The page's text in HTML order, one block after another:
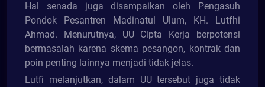
Hal senada juga disampaikan oleh Pengasuh
Pondok Pesantren Madinatul Ulum, KH. Lutfhi
Ahmad. Menurutnya, UU Cipta Kerja berpotensi
bermasalah karena skema pesangon, kontrak dan
poin penting lainnya menjadi tidak jelas.
Lutfi melanjutkan, dalam UU tersebut juga tidak